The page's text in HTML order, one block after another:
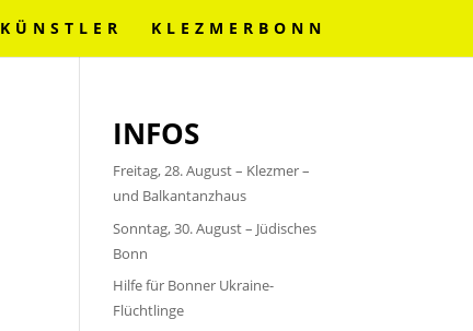
KÜNSTLER KLEZMERBONN
INFOS
Freitag, 28. August – Klezmer –
und Balkantanzhaus
Sonntag, 30. August – Jüdisches
Bonn
Hilfe für Bonner Ukraine-
Flüchtlinge